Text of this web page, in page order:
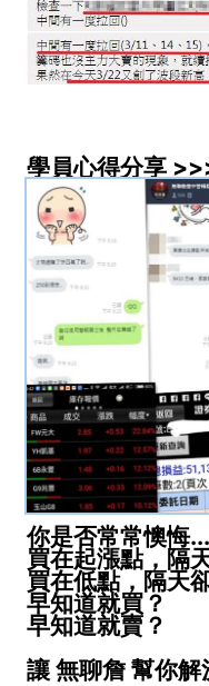
學員心得分享
你是否常常懊悔
買在起漲點，隔
買在低點，隔天
早知道就買？
早知道就賣？
讓 無聊詹 幫你解